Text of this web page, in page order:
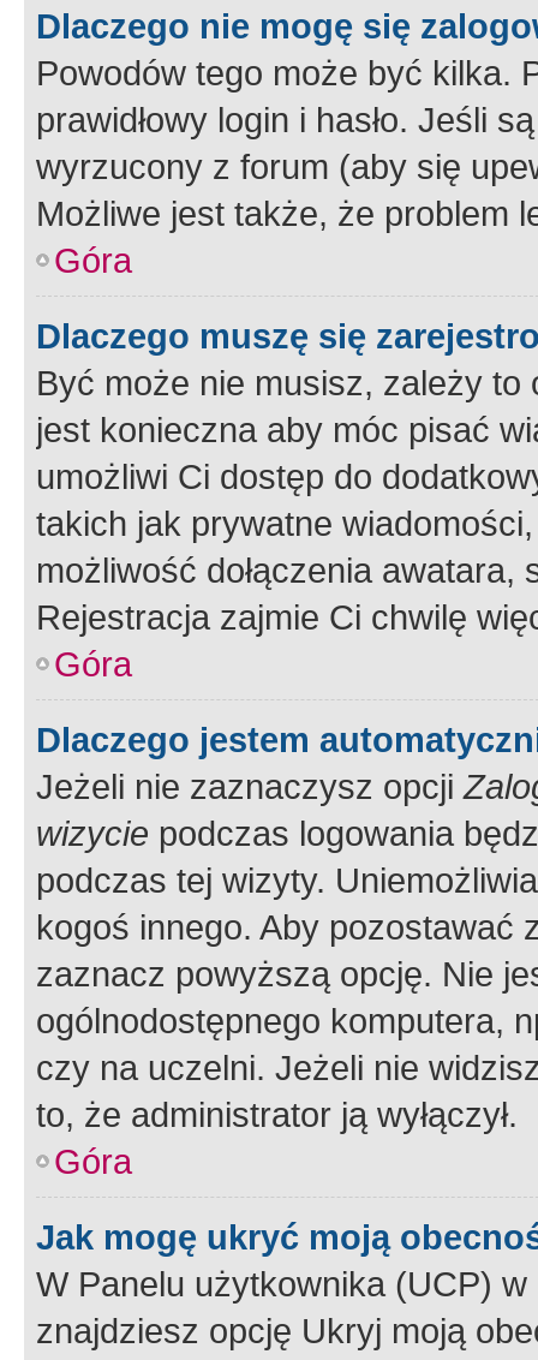
Dlaczego nie mogę się
Powodów tego może być kilka.
prawidłowy login i hasło. Jeśli
wyrzucony z forum (aby się
Możliwe jest także, że problem
Góra
Dlaczego muszę się
Być może nie musisz, zależy
jest konieczna aby móc pisać
umożliwi Ci dostęp do
takich jak prywatne
możliwość dołączenia
Rejestracja zajmie Ci chwilę
Góra
Dlaczego jestem
Jeżeli nie zaznaczysz opcji
wizycie podczas logowania
podczas tej wizyty.
kogoś innego. Aby pozostawać
zaznacz powyższą opcję. Nie
ogólnodostępnego komputera,
czy na uczelni. Jeżeli nie
to, że administrator ją wyłączył.
Góra
Jak mogę ukryć moją
W Panelu użytkownika (UCP) w
znajdziesz opcję Ukryj moją